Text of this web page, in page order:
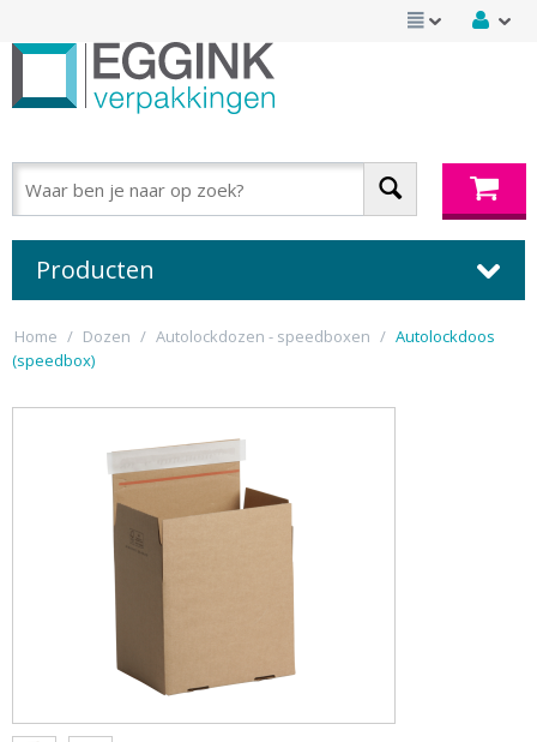
Producten
Home / Dozen / Autolockdozen - speedboxen / Autolockdoos
(speedbox)